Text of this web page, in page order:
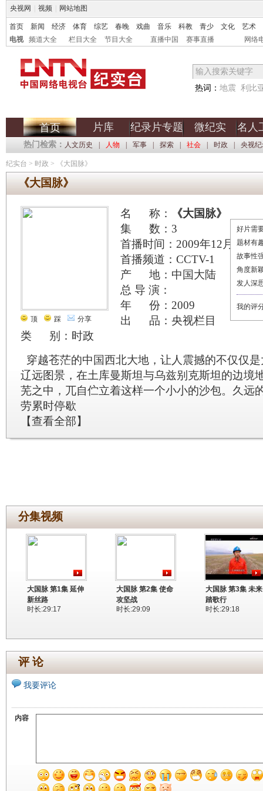
央视网 视频 网站地图
首页 新闻 经济 体育 综艺 春晚 戏曲 音乐 科教 青少 文化
艺术
电视
频道大全 栏目大全 节目大全 直播中国 赛事直播 网络
热词： 地震 利比
首页 片库 纪录片专题 微纪实 名人
热门检索： 人文历史 人物 军事 探索 社会 时政 央视
纪实台 > 时政 > 《大国脉》
《大国脉》
顶 踩 分享
名 称：
《大国脉》
集 数：3
首播时间：2009年12月16日
首播频道：CCTV-1
产 地：中国大陆
总 导 演：
年 份：2009
出 品：央视栏目
类 别：时政
穿越苍茫的中国西北大地，让人震撼的不仅仅
辽远图景，在土库曼斯坦与乌兹别克斯坦的边境
芜之中，兀自伫立着这样一个小小的沙包。久远
劳累时停歇
【查看全部】
好片需
题材有
故事性
角度新
发人深
我的评
分集视频
大国脉 第1集 延伸
新丝路
时长:29:17
大国脉 第2集 使命
攻坚战
时长:29:09
大国脉 第3集 未来
踏歌行
时长:29:18
评 论
我要评论
内容